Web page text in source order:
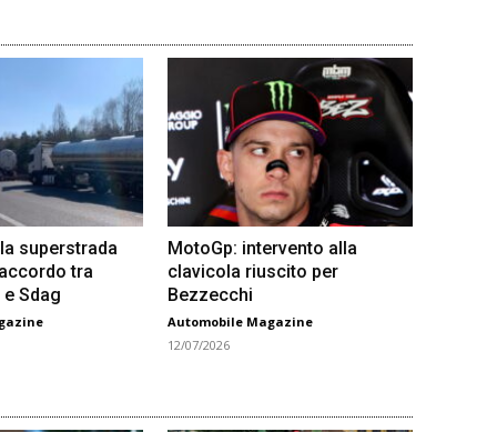
superstrada
tra
Sdag
MotoGp: intervento alla
clavicola riuscito per
Bezzecchi
Automobile Magazine
12/07/2026